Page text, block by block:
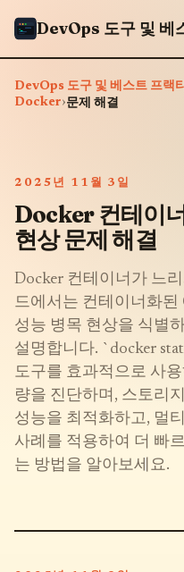
DevOps 도구 및 베스트 프랙
Docker›문제 해결
2025년 11월 3일
Docker 컨테이
현상 문제 해결
Docker 컨테이너가 느
드에서는 컨테이너화된
성능 병목 현상을 식별
설명합니다. `docker
도구를 효과적으로 사
량을 진단하며, 스토리
성능을 최적화하고, 멀
사례를 적용하여 더 빠
는 방법을 알아보세요.